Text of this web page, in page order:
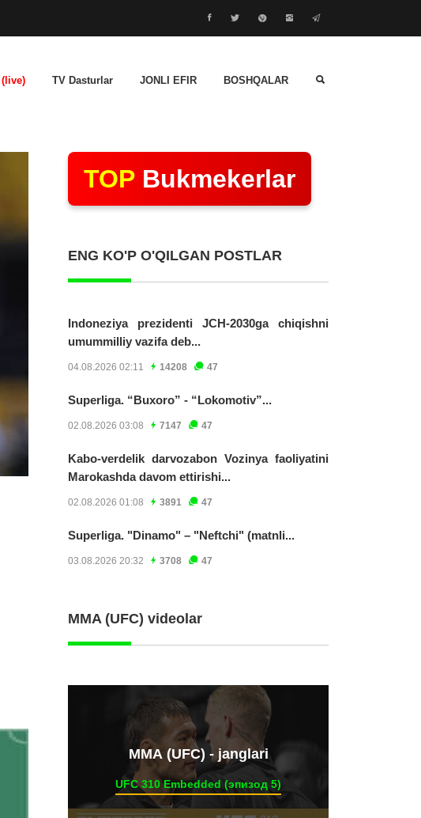
(live) TV Dasturlar JONLI EFIR BOSHQALAR
TOP Bukmekerlar
ENG KO'P O'QILGAN POSTLAR
Indoneziya prezidenti JCH-2030ga chiqishni
umummilliy vazifa deb...
04.08.2026 02:11 14208 47
Superliga. “Buxoro” - “Lokomotiv”...
02.08.2026 03:08 7147 47
Kabo-verdelik darvozabon Vozinya faoliyatini
Marokashda davom ettirishi...
02.08.2026 01:08 3891 47
Superliga. "Dinamo" – "Neftchi" (matnli...
03.08.2026 20:32 3708 47
MMA (UFC) videolar
ММА (UFC) - janglari
UFC 310 Embedded (эпизод 5)